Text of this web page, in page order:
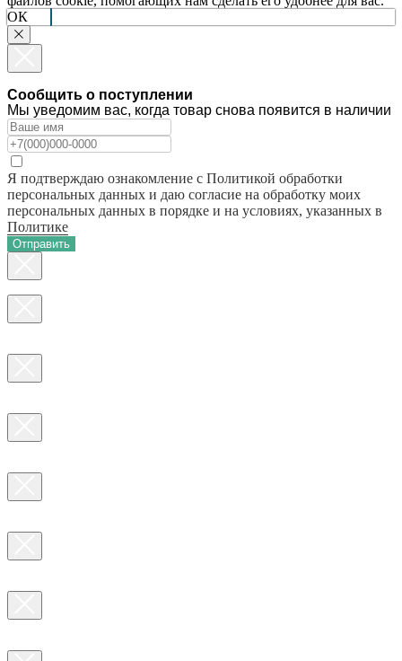
ОК
Сообщить о поступлении
Мы уведомим вас, когда товар снова появится в наличии
Я подтверждаю ознакомление с Политикой обработки
персональных данных и даю согласие на обработку моих
персональных данных в порядке и на условиях, указанных в
Политике
Отправить